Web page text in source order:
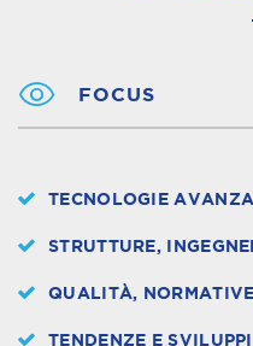
FOCUS
TECNOLOGIE
STRUTTURE,
QUALITÀ,
TENDENZE E